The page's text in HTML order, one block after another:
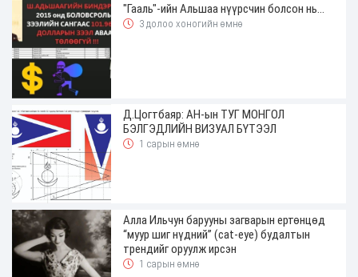
"Гааль"-ийн Альшаа нүүрсчин болсон нь...
3 долоо хоногийн өмнө
Д.Цогтбаяр: АН-ын ТУГ МОНГОЛ
БЭЛГЭДЛИЙН ВИЗУАЛ БҮТЭЭЛ
1 сарын өмнө
Алла Ильчун барууны загварын ертөнцөд
“муур шиг нүдний” (cat-eye) будалтын
трендийг оруулж ирсэн
1 сарын өмнө